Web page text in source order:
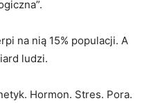
na nią 15% populacji. A
ludzi.
Hormon. Stres. Pora.